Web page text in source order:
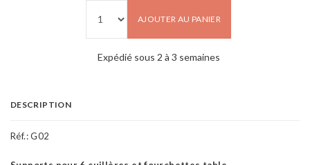
AJOUTER AU PANIER
Expédié sous 2 à 3 semaines
DESCRIPTION
Réf.:G02